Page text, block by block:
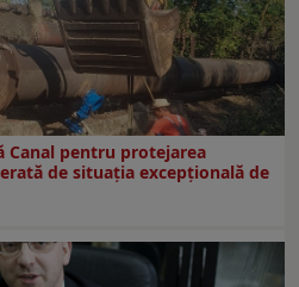
Canal pentru protejarea
de situația excepțională de